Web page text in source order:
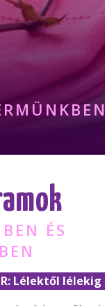
ÉS
Lélektől lélekig